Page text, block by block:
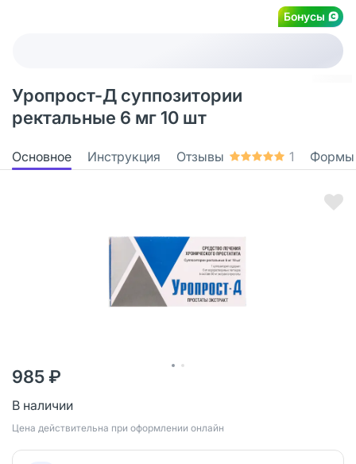
Бонусы
Уропрост-Д суппозитории
ректальные 6 мг 10 шт
Основное Инструкция Отзывы 1 Формы
985 ₽
В наличии
Цена действительна при оформлении онлайн